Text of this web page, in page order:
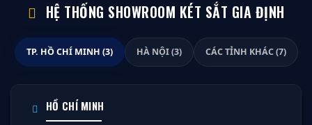
HỆ THỐNG SHOWROOM KÉT SẮT GIA ĐỊNH
TP. HỒ CHÍ MINH (3) HÀ NỘI (3) CÁC TỈNH KHÁC (7)
HỒ CHÍ MINH